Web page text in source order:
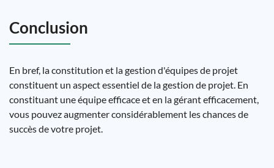
Conclusion
En bref, la constitution et la gestion d'équipes de projet
constituent un aspect essentiel de la gestion de projet. En
constituant une équipe efficace et en la gérant efficacement,
vous pouvez augmenter considérablement les chances de
succès de votre projet.